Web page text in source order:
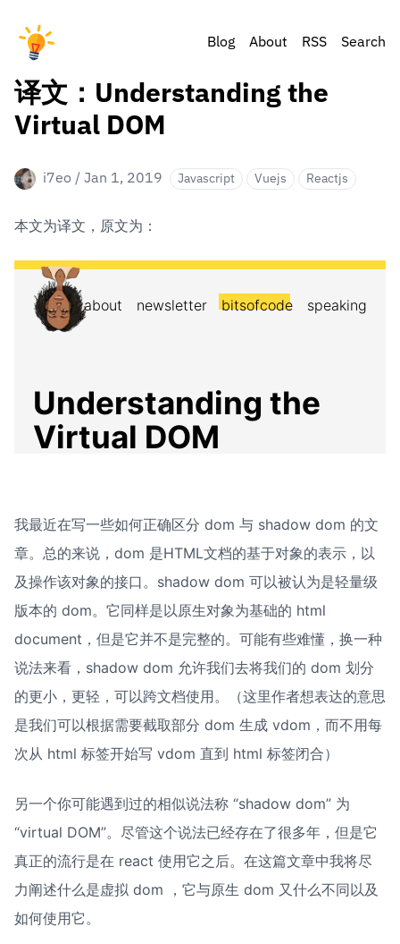
Blog About RSS Search
译文：Understanding the
Virtual DOM
i7eo / Jan 1, 2019 Javascript Vuejs Reactjs
本文为译文，原文为：
我最近在写一些如何正确区分 dom 与 shadow dom 的文
章。总的来说，dom 是HTML文档的基于对象的表示，以
及操作该对象的接口。shadow dom 可以被认为是轻量级
版本的 dom。它同样是以原生对象为基础的 html
document，但是它并不是完整的。可能有些难懂，换一种
说法来看，shadow dom 允许我们去将我们的 dom 划分
的更小，更轻，可以跨文档使用。（这里作者想表达的意思
是我们可以根据需要截取部分 dom 生成 vdom，而不用每
次从 html 标签开始写 vdom 直到 html 标签闭合）
另一个你可能遇到过的相似说法称 “shadow dom” 为
“virtual DOM”。尽管这个说法已经存在了很多年，但是它
真正的流行是在 react 使用它之后。在这篇文章中我将尽
力阐述什么是虚拟 dom ，它与原生 dom 又什么不同以及
如何使用它。